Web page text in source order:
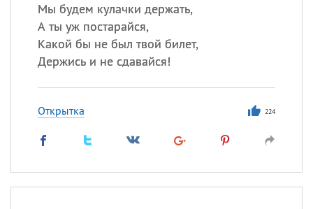
Мы будем кулачки держать,
А ты уж постарайся,
Какой бы не был твой билет,
Держись и не сдавайся!
Открытка 224